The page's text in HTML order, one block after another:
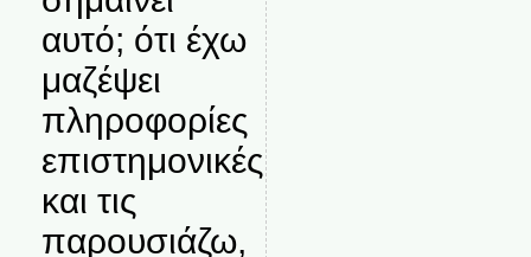
αυτό; ότι έχω
μαζέψει
πληροφορίες
επιστημονικές
και τις
παρουσιάζω,